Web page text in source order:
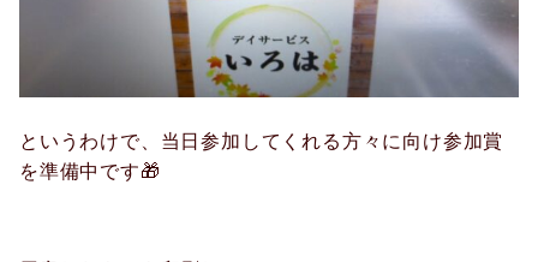
というわけで、当日参加してくれる方々に向け参加賞
を準備中です🎁